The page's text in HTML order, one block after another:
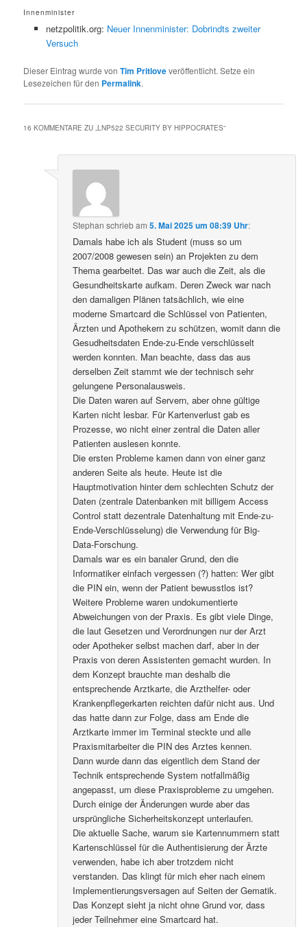
Innenminister
netzpolitik.org: Neuer Innenminister: Dobrindts zweiter
Versuch
Dieser Eintrag wurde vonTim Pritloveveröffentlicht. Setze ein
Lesezeichen für den Permalink.
16 KOMMENTARE ZU „LNP522 SECURITY BY HIPPOCRATES“
Stephan schriebam5. Mai 2025 um 08:39 Uhr:
Damals habe ich als Student (muss so um
2007/2008 gewesen sein) an Projekten zu dem
Thema gearbeitet. Das war auch die Zeit, als die
Gesundheitskarte aufkam. Deren Zweck war nach
den damaligen Plänen tatsächlich, wie eine
moderne Smartcard die Schlüssel von Patienten,
Ärzten und Apothekern zu schützen, womit dann die
Gesudheitsdaten Ende-zu-Ende verschlüsselt
werden konnten. Man beachte, dass das aus
derselben Zeit stammt wie der technisch sehr
gelungene Personalausweis.
Die Daten waren auf Servern, aber ohne gültige
Karten nicht lesbar. Für Kartenverlust gab es
Prozesse, wo nicht einer zentral die Daten aller
Patienten auslesen konnte.
Die ersten Probleme kamen dann von einer ganz
anderen Seite als heute. Heute ist die
Hauptmotivation hinter dem schlechten Schutz der
Daten (zentrale Datenbanken mit billigem Access
Control statt dezentrale Datenhaltung mit Ende-zu-
Ende-Verschlüsselung) die Verwendung für Big-
Data-Forschung.
Damals war es ein banaler Grund, den die
Informatiker einfach vergessen (?) hatten: Wer gibt
die PIN ein, wenn der Patient bewusstlos ist?
Weitere Probleme waren undokumentierte
Abweichungen von der Praxis. Es gibt viele Dinge,
die laut Gesetzen und Verordnungen nur der Arzt
oder Apotheker selbst machen darf, aber in der
Praxis von deren Assistenten gemacht wurden. In
dem Konzept brauchte man deshalb die
entsprechende Arztkarte, die Arzthelfer- oder
Krankenpflegerkarten reichten dafür nicht aus. Und
das hatte dann zur Folge, dass am Ende die
Arztkarte immer im Terminal steckte und alle
Praxismitarbeiter die PIN des Arztes kennen.
Dann wurde dann das eigentlich dem Stand der
Technik entsprechende System notfallmäßig
angepasst, um diese Praxisprobleme zu umgehen.
Durch einige der Änderungen wurde aber das
ursprüngliche Sicherheitskonzept unterlaufen.
Die aktuelle Sache, warum sie Kartennummern statt
Kartenschlüssel für die Authentisierung der Ärzte
verwenden, habe ich aber trotzdem nicht
verstanden. Das klingt für mich eher nach einem
Implementierungsversagen auf Seiten der Gematik.
Das Konzept sieht ja nicht ohne Grund vor, dass
jeder Teilnehmer eine Smartcard hat.